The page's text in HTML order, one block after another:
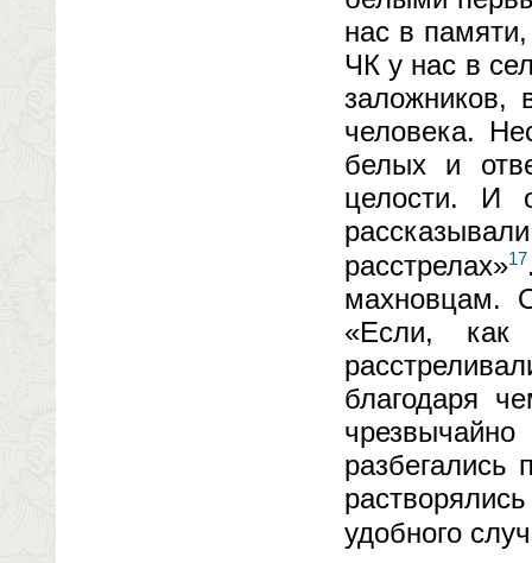
нас в
ЧК у нас в
заложников,
человека.
белых и
целости. И
расстрелах»17
махновцам.
«Если, как
благодаря
разбегались
удобного